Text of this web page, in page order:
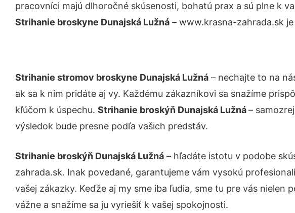
pracovníci majú dlhoročné skúsenosti, bohatú prax a sú plne k
Strihanie broskyne Dunajská Lužná – www.krasna-zahrada.sk
Strihanie stromov broskyne Dunajská Lužná – nechajte to na
ak sa k nim pridáte aj vy. Každému zákazníkovi sa snažíme
kľúčom k úspechu. Strihanie broskýň Dunajská Lužná–
výsledok bude presne podľa vašich predstáv.
Strihanie broskýň Dunajská Lužná – hľadáte istotu v podobe
zahrada.sk. Inak povedané, garantujeme vám vysokú
vašej zákazky. Keďže aj my sme iba ľudia, sme tu pre vás
vážne a snažíme sa ju vyriešiť k vašej spokojnosti.